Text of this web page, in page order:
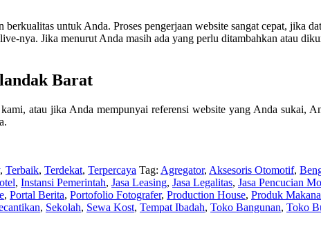
untuk Anda. Proses pengerjaan website sangat cepat, jika
nya. Jika menurut Anda masih ada yang perlu ditambahkan atau
Barat
atau jika Anda mempunyai referensi website yang Anda sukai,
, Terbaik, Terdekat, Terpercaya Tag: Agregator, Aksesoris Otomotif,
, Instansi Pemerintah, Jasa Leasing, Jasa Legalitas, Jasa Pencucian
, Portal Berita, Portofolio Fotografer, Production House, Produk
, Sekolah, Sewa Kost, Tempat Ibadah, Toko Bangunan, Toko